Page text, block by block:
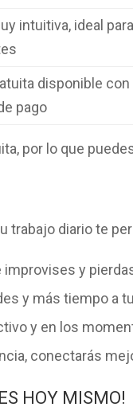
intuitiva, ideal para
disponible con
pago
por lo que
trabajo diario te
improvises y
y más tiempo a
y en los
conectarás
HOY MISMO!